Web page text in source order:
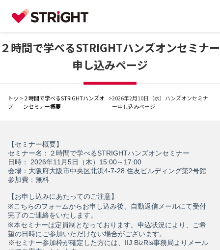
２時間で学べるSTRIGHTハンズオンセミナー
申し込みページ
トッ
プ
>２時間で学べるSTRIGHTハンズオ
ンセミナー概要
>2026年2月10日（水）ハンズオンセミナ
ー申し込みページ